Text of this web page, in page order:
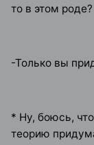
то в этом роде?
-Только вы
* Ну, боюсь,
теорию